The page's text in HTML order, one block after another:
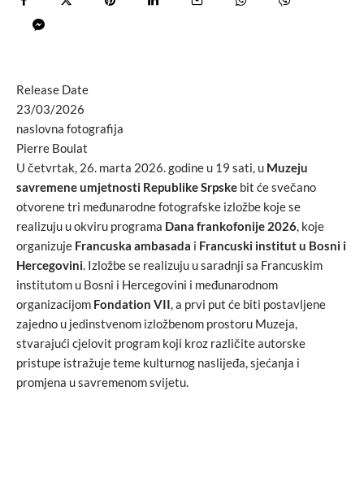
Release Date
23/03/2026
naslovna fotografija
Pierre Boulat
U četvrtak, 26. marta 2026. godine u 19 sati, u Muzeju
savremene umjetnosti Republike Srpske bit će svečano
otvorene tri međunarodne fotografske izložbe koje se
realizuju u okviru programa Dana frankofonije 2026, koje
organizuje Francuska ambasada i Francuski institut u Bosni i
Hercegovini. Izložbe se realizuju u saradnji sa Francuskim
institutom u Bosni i Hercegovini i međunarodnom
organizacijom Fondation VII, a prvi put će biti postavljene
zajedno u jedinstvenom izložbenom prostoru Muzeja,
stvarajući cjelovit program koji kroz različite autorske
pristupe istražuje teme kulturnog naslijeđa, sjećanja i
promjena u savremenom svijetu.